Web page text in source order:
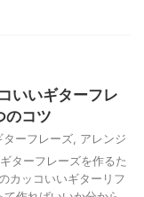
いいギターフレ
のコツ
ターフレーズ アレンジ
ターフレーズを作るた
カッコいいギターリフ